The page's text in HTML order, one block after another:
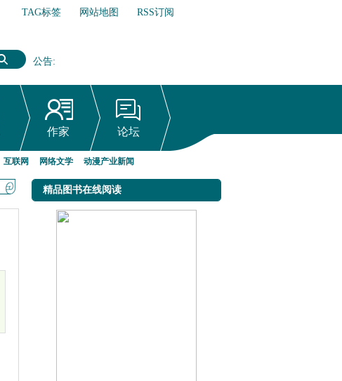
TAG标签 网站地图
RSS订阅
公告:
网络文学行业自律倡议书
作家 论坛
互联网 网络文学 动漫产业新闻
精品图书在线阅读